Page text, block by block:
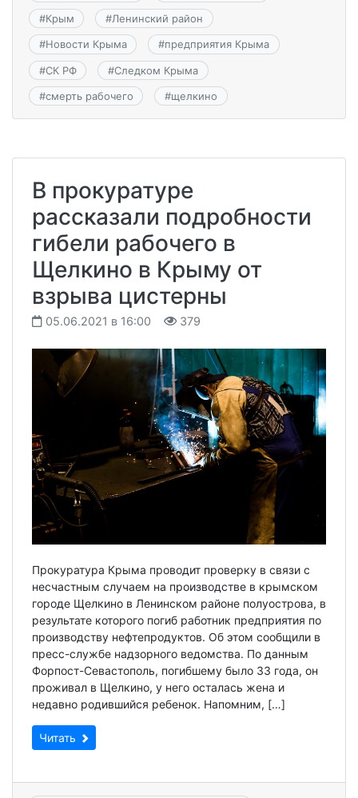
#Крым #Ленинский район
#Новости Крыма #предприятия Крыма
#СК РФ #Следком Крыма
#смерть рабочего #щелкино
В прокуратуре
рассказали подробности
гибели рабочего в
Щелкино в Крыму от
взрыва цистерны
05.06.2021 в 16:00 379
Прокуратура Крыма проводит проверку в связи с
несчастным случаем на производстве в крымском
городе Щелкино в Ленинском районе полуострова, в
результате которого погиб работник предприятия по
производству нефтепродуктов. Об этом сообщили в
пресс-службе надзорного ведомства. По данным
Форпост-Севастополь, погибшему было 33 года, он
проживал в Щелкино, у него осталась жена и
недавно родившийся ребенок. Напомним, […]
Читать